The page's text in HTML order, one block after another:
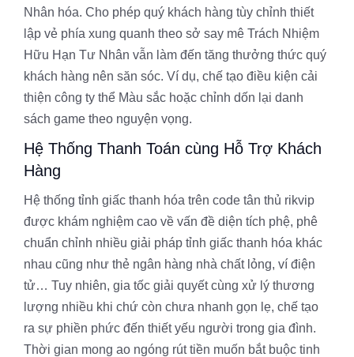
Nhân hóa. Cho phép quý khách hàng tùy chỉnh thiết
lập vẻ phía xung quanh theo sở say mê Trách Nhiệm
Hữu Hạn Tư Nhân vẫn làm đến tăng thưởng thức quý
khách hàng nên săn sóc. Ví dụ, chế tạo điều kiện cải
thiện công ty thể Màu sắc hoặc chỉnh dốn lại danh
sách game theo nguyện vọng.
Hệ Thống Thanh Toán cùng Hỗ Trợ Khách
Hàng
Hệ thống tỉnh giấc thanh hóa trên code tân thủ rikvip
được khám nghiệm cao về vấn đề diện tích phệ, phê
chuẩn chỉnh nhiều giải pháp tỉnh giấc thanh hóa khác
nhau cũng như thẻ ngân hàng nhà chất lỏng, ví điện
tử… Tuy nhiên, gia tốc giải quyết cùng xử lý thương
lượng nhiều khi chứ còn chưa nhanh gọn lẹ, chế tạo
ra sự phiền phức đến thiết yếu người trong gia đình.
Thời gian mong ao ngóng rút tiền muốn bắt buộc tinh